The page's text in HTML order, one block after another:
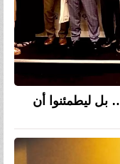
بل ليطمئنوا أن